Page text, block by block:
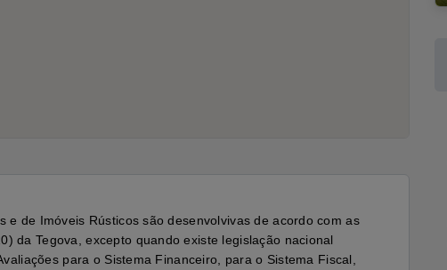
e de Imóveis Rústicos são desenvolvivas de acordo com as
da Tegova, excepto quando existe legislação nacional
para o Sistema Financeiro, para o Sistema Fiscal,